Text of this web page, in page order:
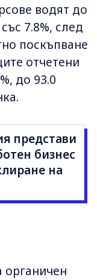
водят до
7.8%, след
поскъпване
отчетени
до 93.0
представи
бизнес
на
органичен